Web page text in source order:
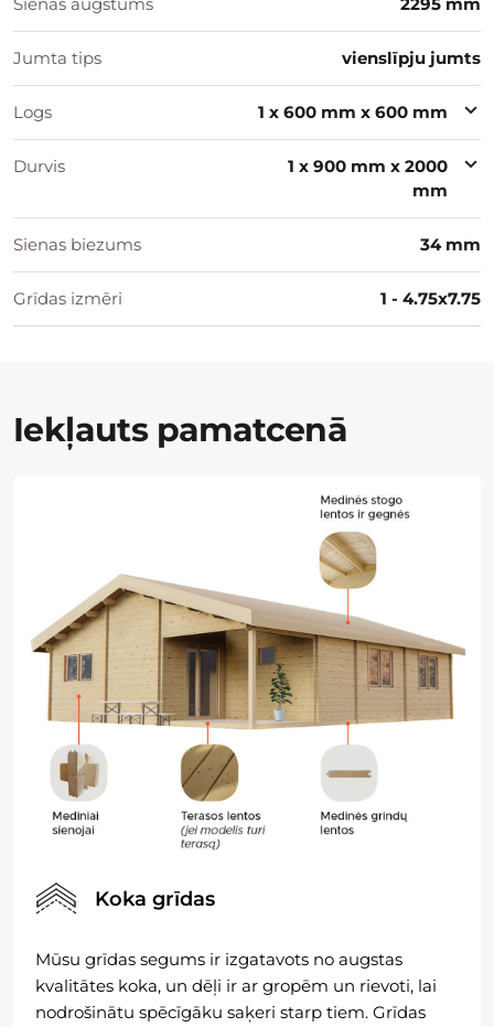
Jumta tips vienslīpju jumts
Logs 1 x 600 mm x 600 mm
Durvis
1 x 900 mm x 2000
mm
Sienas biezums 34 mm
Grīdas izmēri 1 - 4.75x7.75
Iekļauts pamatcenā
Koka grīdas
Mūsu grīdas segums ir izgatavots no augstas
kvalitātes koka, un dēļi ir ar gropēm un rievoti, lai
nodrošinātu spēcīgāku saķeri starp tiem. Grīdas